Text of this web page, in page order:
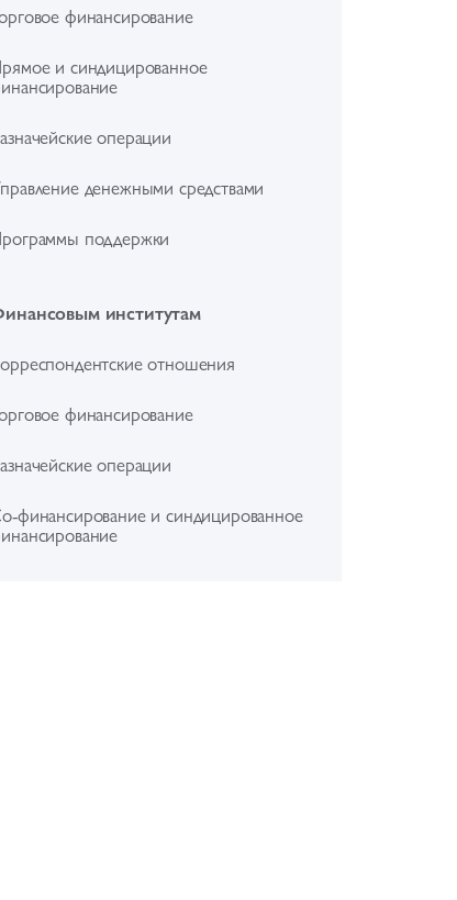
финансирование
и синдицированное
операции
денежными средствами
поддержки
институтам
отношения
финансирование
операции
финансирование и синдицированное